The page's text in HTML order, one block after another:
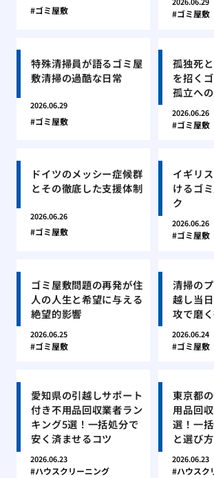
ゴミ屋敷 ゴミ屋敷
特殊清掃員が語るゴミ屋
敷清掃の過酷な日常
2026.06.29
ゴミ屋敷
孤独死
を招く
孤立へ
2026.06.26
ゴミ屋敷
ドイツのメッシー症候群
とその徹底した支援体制
2026.06.26
ゴミ屋敷
イギリ
けるゴ
ク
2026.06.26
ゴミ屋敷
ゴミ屋敷問題の再発が住
人の人生と希望に与える
絶望的影響
2026.06.25
ゴミ屋敷
清掃の
越し当
攻で磨
2026.06.24
ゴミ屋敷
愛知県の引越しサポート
付き不用品回収業者ラン
キング5選！一括処分で
安く済ませるコツ
2026.06.23
ハウスクリーニング
東京都
用品回
選！一
と選び方
2026.06.23
ハウスク